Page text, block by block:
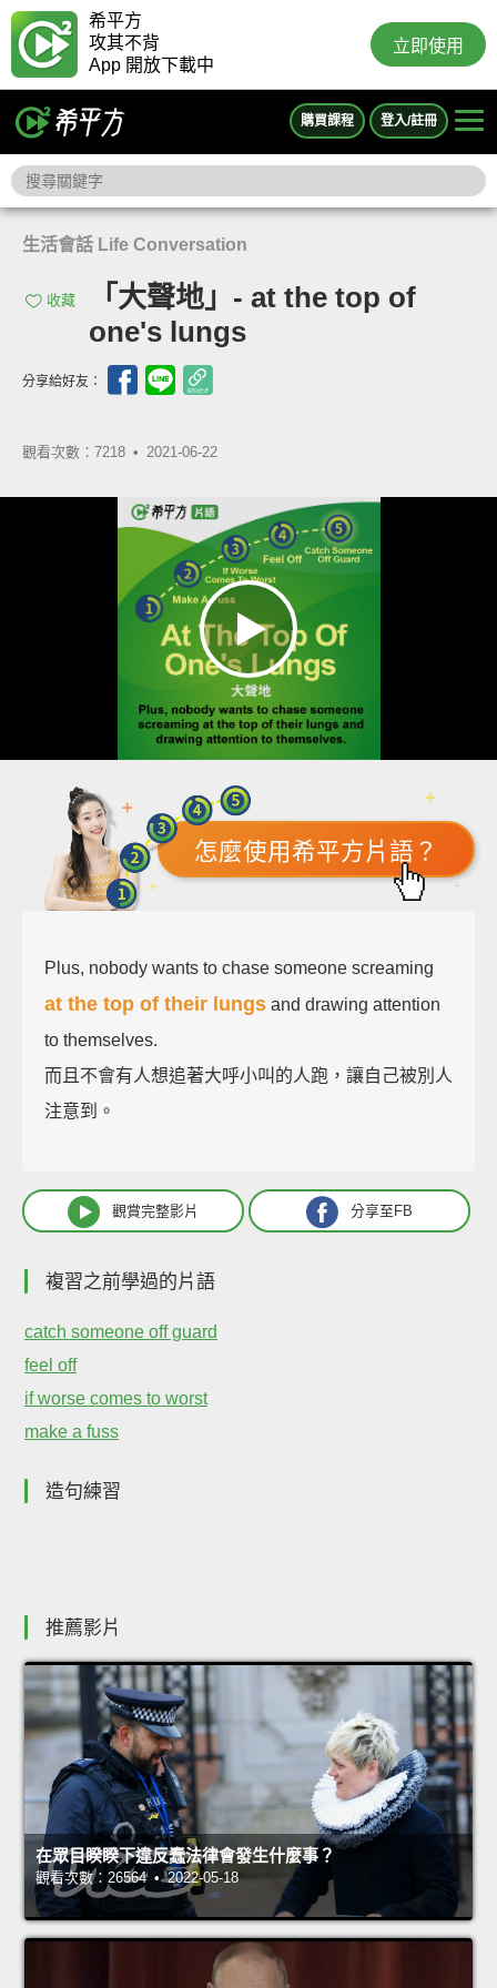
希平方
攻其不背
App 開放下載中
立即使用
購買課程 登入/註冊
生活會話 Life Conversation
收藏
「大聲地」- at the top of
one's lungs
分享給好友：
觀看次數：7218 • 2021-06-22
怎麼使用希平方片語？
Plus, nobody wants to chase someone screaming
at the top of their lungs and drawing attention
to themselves.
而且不會有人想追著大呼小叫的人跑，讓自己被別人
注意到。
觀賞完整影片 分享至FB
複習之前學過的片語
catch someone off guard
feel off
if worse comes to worst
make a fuss
造句練習
推薦影片
在眾目睽睽下違反蠢法律會發生什麼事？
觀看次數：26564 • 2022-05-18